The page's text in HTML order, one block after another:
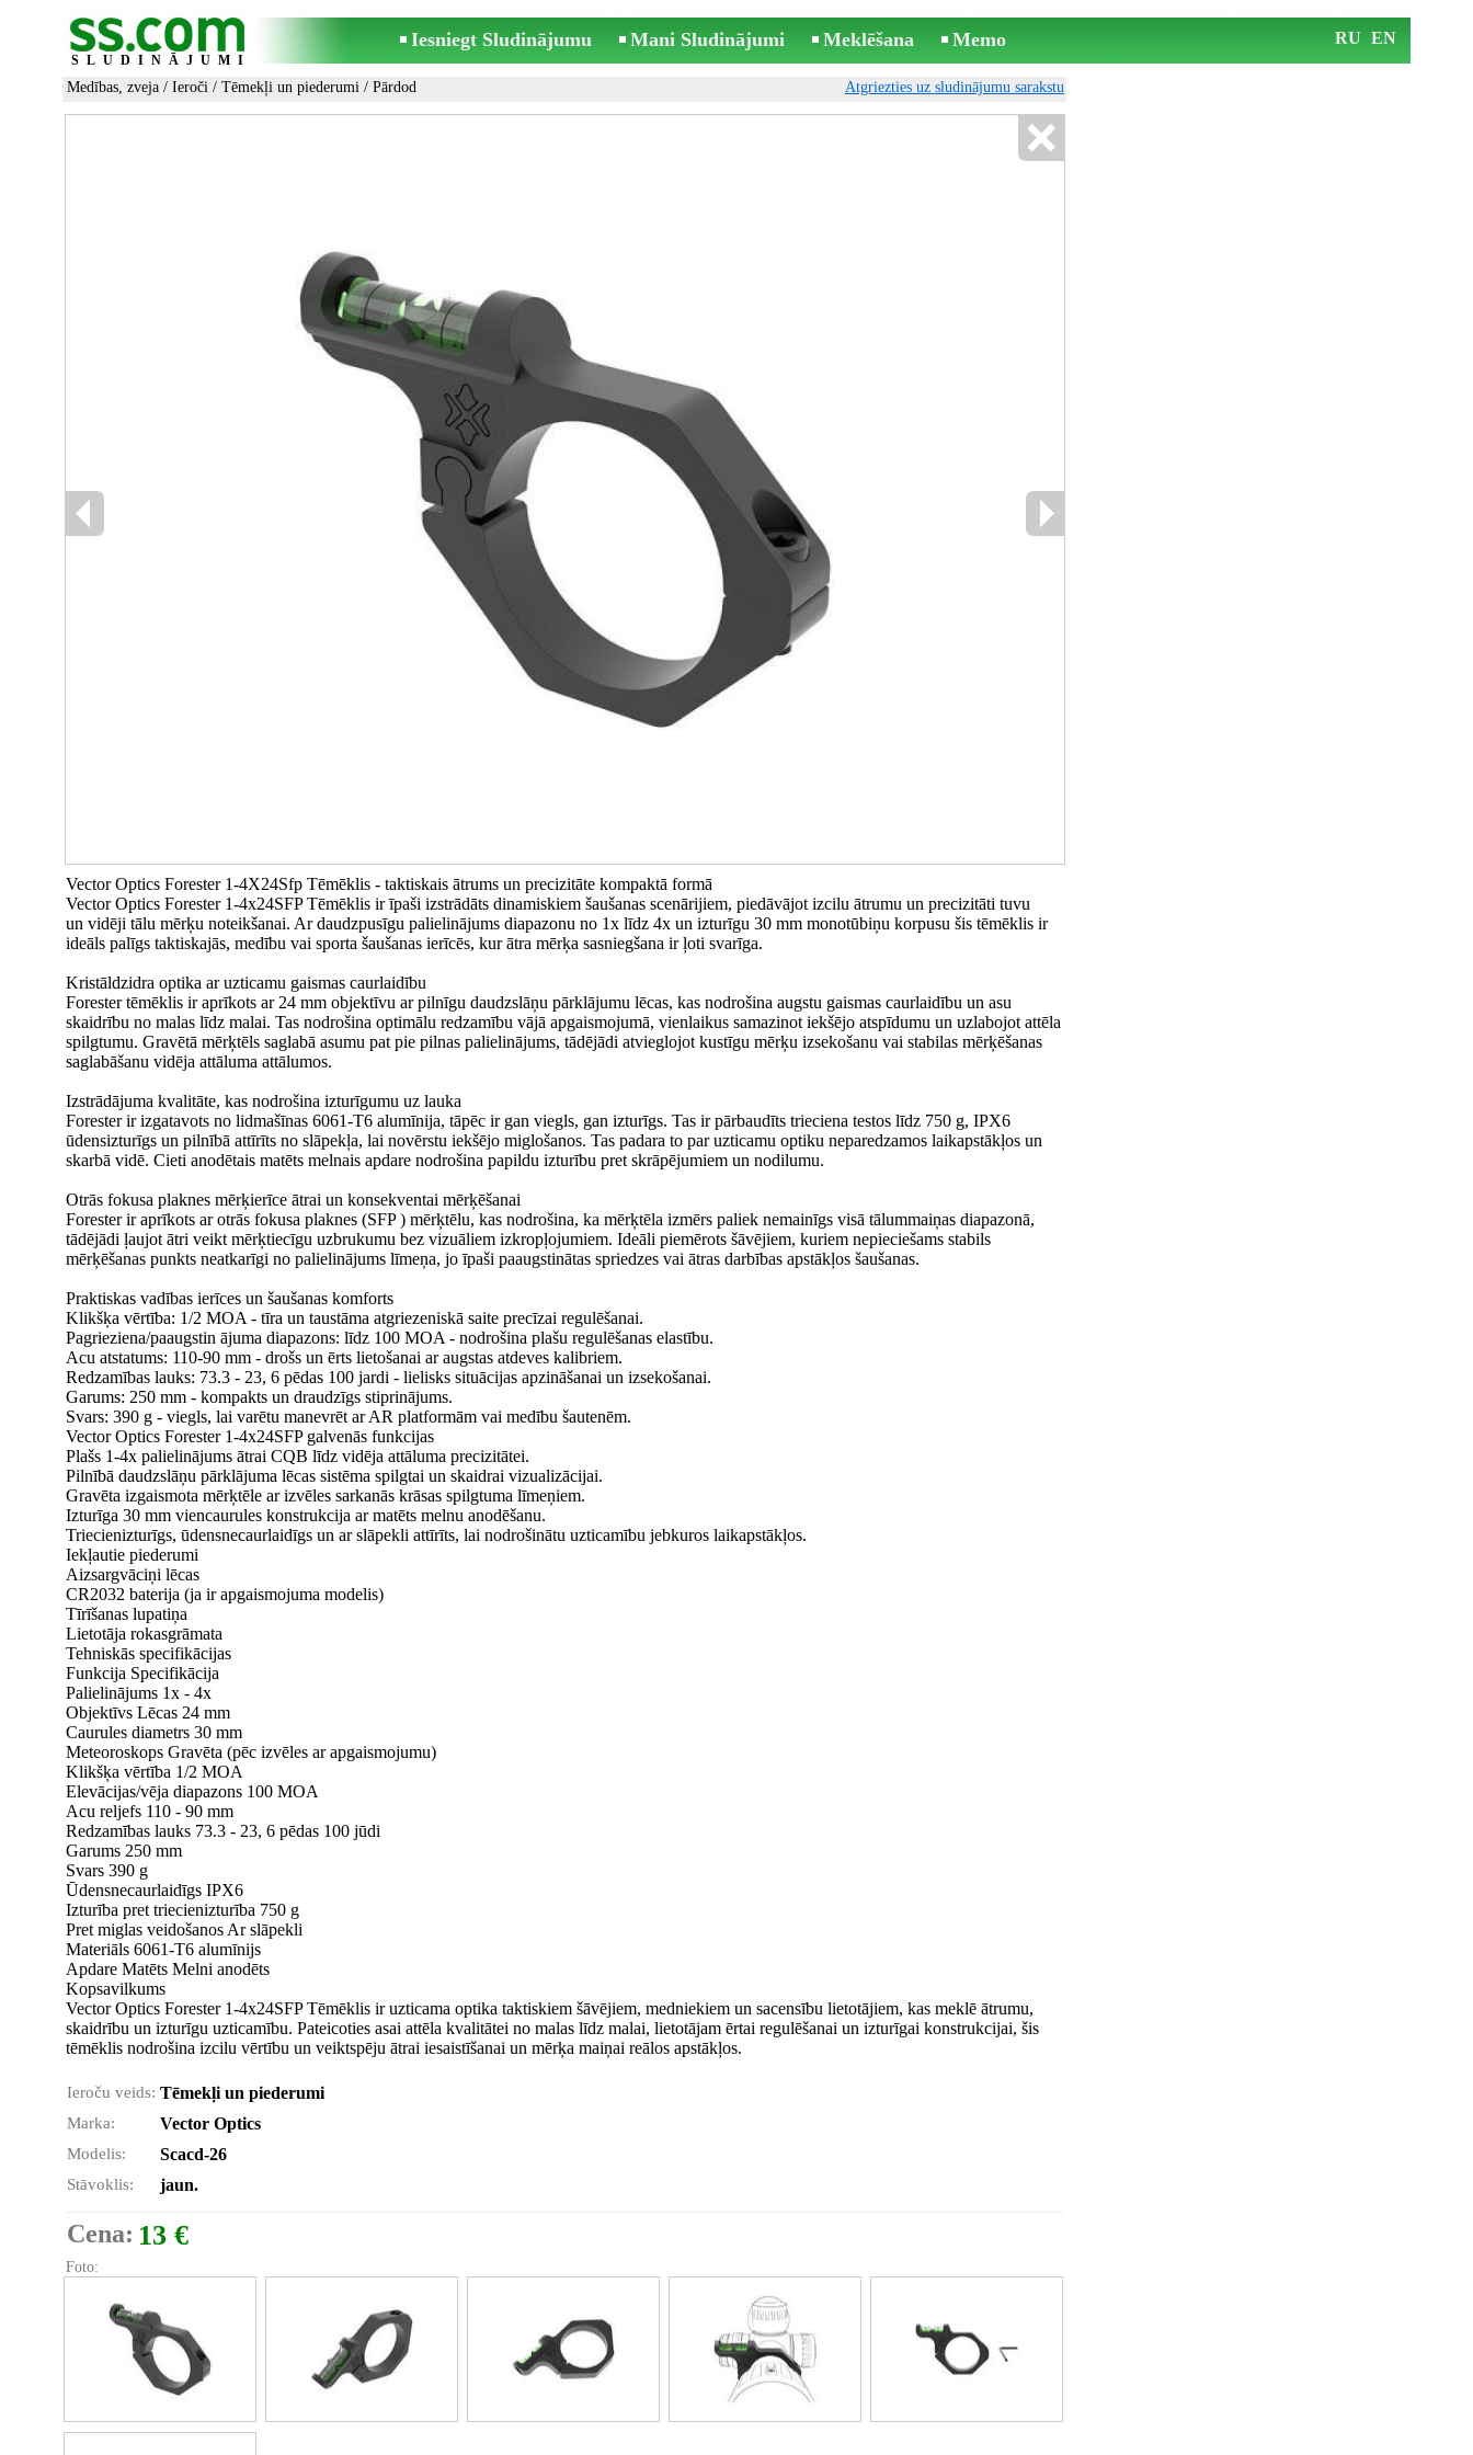
SLUDINĀJUMI
Iesniegt Sludinājumu Mani Sludinājumi Meklēšana Memo RU EN
Medības, zveja / Ieroči / Tēmekļi un piederumi / Pārdod Atgriezties uz sludinājumu sarakstu
Vector Optics Forester 1-4X24Sfp Tēmēklis - taktiskais ātrums un precizitāte kompaktā formā
Vector Optics Forester 1-4x24SFP Tēmēklis ir īpaši izstrādāts dinamiskiem šaušanas scenārijiem, piedāvājot izcilu ātrumu un precizitāti tuvu
un vidēji tālu mērķu noteikšanai. Ar daudzpusīgu palielinājums diapazonu no 1x līdz 4x un izturīgu 30 mm monotūbiņu korpusu šis tēmēklis ir
ideāls palīgs taktiskajās, medību vai sporta šaušanas ierīcēs, kur ātra mērķa sasniegšana ir ļoti svarīga.
Kristāldzidra optika ar uzticamu gaismas caurlaidību
Forester tēmēklis ir aprīkots ar 24 mm objektīvu ar pilnīgu daudzslāņu pārklājumu lēcas, kas nodrošina augstu gaismas caurlaidību un asu
skaidrību no malas līdz malai. Tas nodrošina optimālu redzamību vājā apgaismojumā, vienlaikus samazinot iekšējo atspīdumu un uzlabojot attēla
spilgtumu. Gravētā mērķtēls saglabā asumu pat pie pilnas palielinājums, tādējādi atvieglojot kustīgu mērķu izsekošanu vai stabilas mērķēšanas
saglabāšanu vidēja attāluma attālumos.
Izstrādājuma kvalitāte, kas nodrošina izturīgumu uz lauka
Forester ir izgatavots no lidmašīnas 6061-T6 alumīnija, tāpēc ir gan viegls, gan izturīgs. Tas ir pārbaudīts trieciena testos līdz 750 g, IPX6
ūdensizturīgs un pilnībā attīrīts no slāpekļa, lai novērstu iekšējo miglošanos. Tas padara to par uzticamu optiku neparedzamos laikapstākļos un
skarbā vidē. Cieti anodētais matēts melnais apdare nodrošina papildu izturību pret skrāpējumiem un nodilumu.
Otrās fokusa plaknes mērķierīce ātrai un konsekventai mērķēšanai
Forester ir aprīkots ar otrās fokusa plaknes (SFP ) mērķtēlu, kas nodrošina, ka mērķtēla izmērs paliek nemainīgs visā tālummaiņas diapazonā,
tādējādi ļaujot ātri veikt mērķtiecīgu uzbrukumu bez vizuāliem izkropļojumiem. Ideāli piemērots šāvējiem, kuriem nepieciešams stabils
mērķēšanas punkts neatkarīgi no palielinājums līmeņa, jo īpaši paaugstinātas spriedzes vai ātras darbības apstākļos šaušanas.
Praktiskas vadības ierīces un šaušanas komforts
Klikšķa vērtība: 1/2 MOA - tīra un taustāma atgriezeniskā saite precīzai regulēšanai.
Pagrieziena/paaugstin ājuma diapazons: līdz 100 MOA - nodrošina plašu regulēšanas elastību.
Acu atstatums: 110-90 mm - drošs un ērts lietošanai ar augstas atdeves kalibriem.
Redzamības lauks: 73.3 - 23, 6 pēdas 100 jardi - lielisks situācijas apzināšanai un izsekošanai.
Garums: 250 mm - kompakts un draudzīgs stiprinājums.
Svars: 390 g - viegls, lai varētu manevrēt ar AR platformām vai medību šautenēm.
Vector Optics Forester 1-4x24SFP galvenās funkcijas
Plašs 1-4x palielinājums ātrai CQB līdz vidēja attāluma precizitātei.
Pilnībā daudzslāņu pārklājuma lēcas sistēma spilgtai un skaidrai vizualizācijai.
Gravēta izgaismota mērķtēle ar izvēles sarkanās krāsas spilgtuma līmeņiem.
Izturīga 30 mm viencaurules konstrukcija ar matēts melnu anodēšanu.
Triecienizturīgs, ūdensnecaurlaidīgs un ar slāpekli attīrīts, lai nodrošinātu uzticamību jebkuros laikapstākļos.
Iekļautie piederumi
Aizsargvāciņi lēcas
CR2032 baterija (ja ir apgaismojuma modelis)
Tīrīšanas lupatiņa
Lietotāja rokasgrāmata
Tehniskās specifikācijas
Funkcija Specifikācija
Palielinājums 1x - 4x
Objektīvs Lēcas 24 mm
Caurules diametrs 30 mm
Meteoroskops Gravēta (pēc izvēles ar apgaismojumu)
Klikšķa vērtība 1/2 MOA
Elevācijas/vēja diapazons 100 MOA
Acu reljefs 110 - 90 mm
Redzamības lauks 73.3 - 23, 6 pēdas 100 jūdi
Garums 250 mm
Svars 390 g
Ūdensnecaurlaidīgs IPX6
Izturība pret triecienizturība 750 g
Pret miglas veidošanos Ar slāpekli
Materiāls 6061-T6 alumīnijs
Apdare Matēts Melni anodēts
Kopsavilkums
Vector Optics Forester 1-4x24SFP Tēmēklis ir uzticama optika taktiskiem šāvējiem, medniekiem un sacensību lietotājiem, kas meklē ātrumu,
skaidrību un izturīgu uzticamību. Pateicoties asai attēla kvalitātei no malas līdz malai, lietotājam ērtai regulēšanai un izturīgai konstrukcijai, šis
tēmēklis nodrošina izcilu vērtību un veiktspēju ātrai iesaistīšanai un mērķa maiņai reālos apstākļos.
Ieroču veids: Tēmekļi un piederumi
Marka: Vector Optics
Modelis: Scacd-26
Stāvoklis: jaun.
Cena: 13 €
Foto: